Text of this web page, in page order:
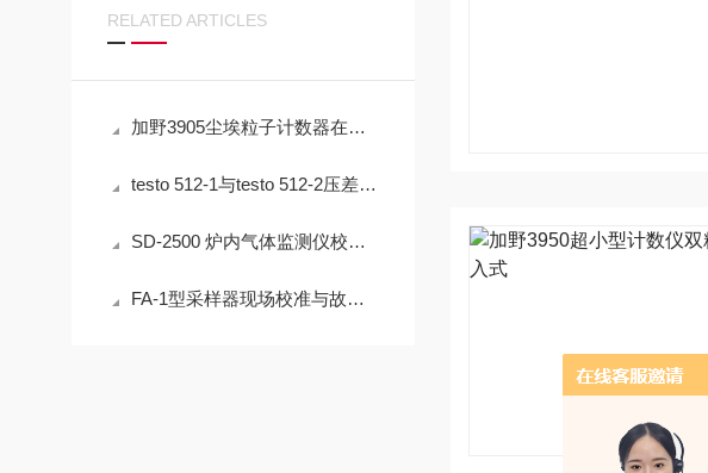
RELATED ARTICLES
加野3905尘埃粒子计数器在洁净室监测中的实用技术解析
testo 512-1与testo 512-2压差测量仪在通风系统中的应用技术分析
SD-2500 炉内气体监测仪校准方法详解
FA-1型采样器现场校准与故障排查实用指南